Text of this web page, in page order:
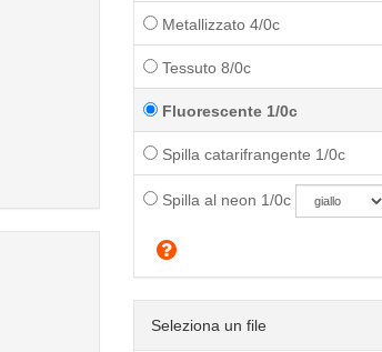
Metallizzato 4/0c
Tessuto 8/0c
Fluorescente 1/0c
Spilla catarifrangente 1/0c
Spilla al neon 1/0c
Seleziona un file